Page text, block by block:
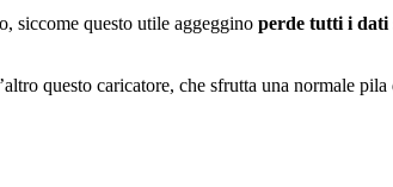
siccome questo utile aggeggino perde tutti i dati
questo caricatore, che sfrutta una normale